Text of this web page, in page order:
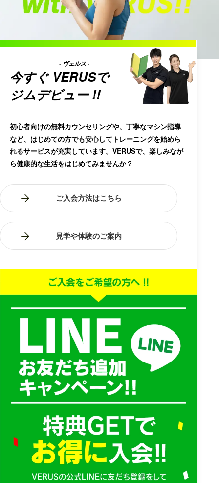
今すぐ VERUS
- ヴェルス -
で
ジムデビュー !!
初心者向けの無料カウンセリングや、丁寧なマシン指導
など、はじめての方でも安心してトレーニングを始めら
れるサービスが充実しています。VERUSで、楽しみなが
ら健康的な生活をはじめてみませんか？
ご入会方法はこちら
見学や体験のご案内